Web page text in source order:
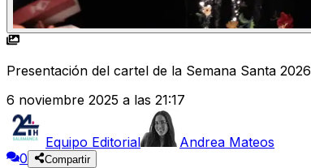
Presentación del cartel de la Semana Santa 2026
6 noviembre 2025 a las 21:17
Equipo Editorial
Andrea Mateos
0
Compartir